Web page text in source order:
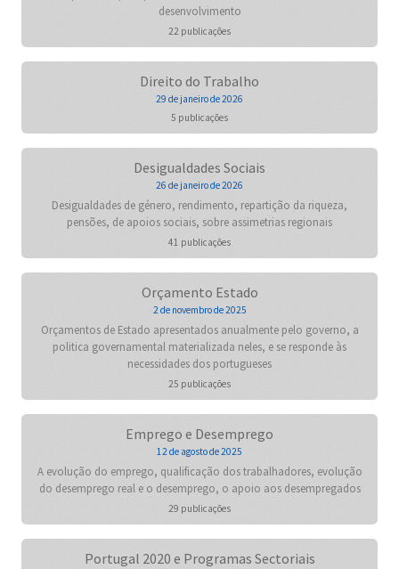
desenvolvimento
22 publicações
Direito do Trabalho
29 de janeiro de 2026
5 publicações
Desigualdades Sociais
26 de janeiro de 2026
Desigualdades de género, rendimento, repartição da riqueza,
pensões, de apoios sociais, sobre assimetrias regionais
41 publicações
Orçamento Estado
2 de novembro de 2025
Orçamentos de Estado apresentados anualmente pelo governo, a
politica governamental materializada neles, e se responde às
necessidades dos portugueses
25 publicações
Emprego e Desemprego
12 de agosto de 2025
A evolução do emprego, qualificação dos trabalhadores, evolução
do desemprego real e o desemprego, o apoio aos desempregados
29 publicações
Portugal 2020 e Programas Sectoriais